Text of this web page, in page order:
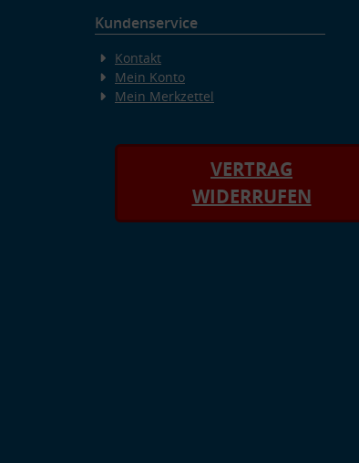
Kundenservice
Kontakt
Mein Konto
Mein Merkzettel
VERTRAG
WIDERRUFEN